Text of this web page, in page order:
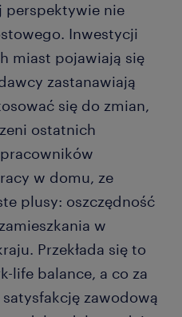
perspektywie nie
Inwestycji
miast pojawiają się
zastanawiają
się do zmian,
ostatnich
w domu, ze
plusy: oszczędność
w
Przekłada się to
life balance, a co za
zawodową